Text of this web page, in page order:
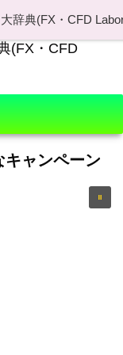
キャンペーン